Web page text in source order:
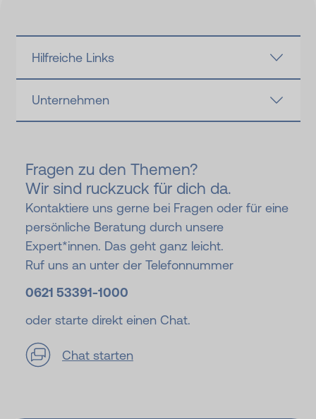
Hilfreiche Links
Unternehmen
Fragen zu den Themen?
Wir sind ruckzuck für dich da.
Kontaktiere uns gerne bei Fragen oder für eine
persönliche Beratung durch unsere
Expert*innen. Das geht ganz leicht.
Ruf uns an unter der Telefonnummer
0621 53391-1000
oder starte direkt einen Chat.
Chat starten